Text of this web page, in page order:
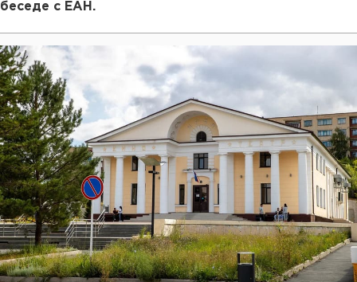
беседе с ЕАН.